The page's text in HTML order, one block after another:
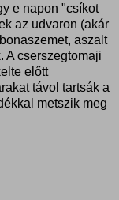
e napon "csíkot
az udvaron (akár
aszalt
A cserszegtomaji
előtt
távol tartsák a
metszik meg